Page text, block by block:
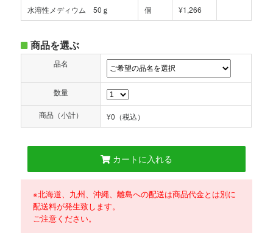
水溶性メディウム 50ｇ
個 ¥1,266
商品を選ぶ
品名
数量
商品（小計） ¥0 （税込）
カートに入れる
※北海道、九州、沖縄、離島への配送は商品代金とは別に
配送料が発生致します。
ご注意ください。